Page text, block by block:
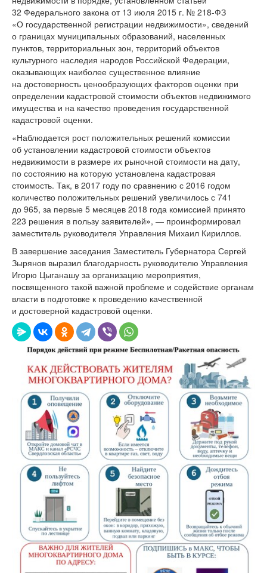
32 Федерального закона от 13 июля 2015 г. № 218-ФЗ
«О государственной регистрации недвижимости», сведений
о границах муниципальных образований, населенных
пунктов, территориальных зон, территорий объектов
культурного наследия народов Российской Федерации,
оказывающих наиболее существенное влияние
на достоверность ценообразующих факторов оценки при
определении кадастровой стоимости объектов недвижимого
имущества и на качество проведения государственной
кадастровой оценки.
«Наблюдается рост положительных решений комиссии
об установлении кадастровой стоимости объектов
недвижимости в размере их рыночной стоимости на дату,
по состоянию на которую установлена кадастровая
стоимость. Так, в 2017 году по сравнению с 2016 годом
количество положительных решений увеличилось с 741
до 965, за первые 5 месяцев 2018 года комиссией принято
223 решения в пользу заявителей», — проинформировал
заместитель руководителя Управления Михаил Кириллов.
В завершение заседания Заместитель Губернатора Сергей
Зырянов выразил благодарность руководителю Управления
Игорю Цыганашу за организацию мероприятия,
посвященного такой важной проблеме и содействие органам
власти в подготовке к проведению качественной
и достоверной кадастровой оценки.